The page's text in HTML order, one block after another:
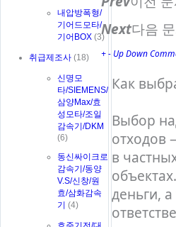
내압방폭형/
기어드모타/
기어BOX (3)
취급제조사 (18)
신명모
타/SIEMENS/
삼양Max/효
성모타/조일
감속기/DKM
(6)
동신싸이크로
감속기/동양
V.S/신창/원
효/삼화감속
기 (4)
Next다음
+- UpDown
Как
Выбор
отходов
в
деньги,